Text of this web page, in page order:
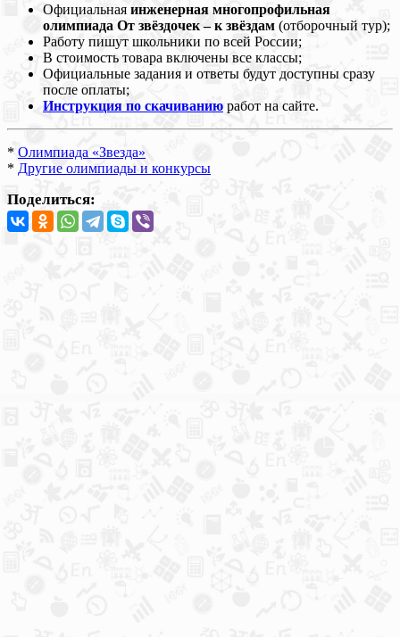
Официальная инженерная многопрофильная
олимпиада От звёздочек – к звёздам (отборочный тур);
Работу пишут школьники по всей России;
В стоимость товара включены все классы;
Официальные задания и ответы будут доступны сразу
после оплаты;
Инструкция по скачиванию работ на сайте.
* Олимпиада «Звезда»
* Другие олимпиады и конкурсы
Поделиться: